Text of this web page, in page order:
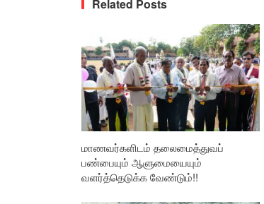
Related Posts
மாணவர்களிடம் தலைமைத்துவப்
பண்பையும் ஆளுமையையும்
வளர்த்தெடுக்க வேண்டும்!!